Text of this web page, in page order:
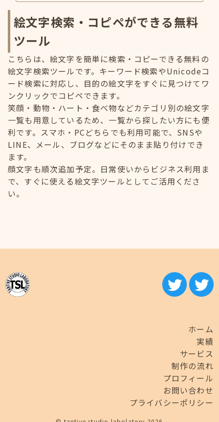
絵文字検索・コピペができる無料
ツール
こちらは、絵文字を簡単に検索・コピーできる無料の
絵文字検索ツールです。キーワード検索やUnicodeコ
ード検索に対応し、目的の絵文字をすぐに見つけてワ
ンクリックでコピペできます。
笑顔・動物・ハート・食べ物などカテゴリ別の絵文字
一覧も用意しているため、一覧から探したい方にも便
利です。スマホ・PCどちらでも利用可能で、SNSや
LINE、メール、ブログなどにそのまま貼り付けでき
ます。
顔文字も順次追加予定。日常使いからビジネス利用ま
で、すぐに使える絵文字ツールとしてご活用くださ
い。
ホーム
実績
サービス
制作の流れ
プロフィール
お問い合わせ
プライバシーポリシー